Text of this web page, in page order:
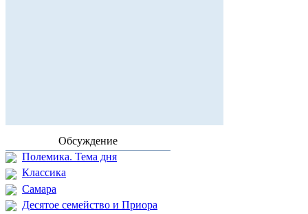
Обсуждение
Полемика. Тема дня
Классика
Самара
Десятое семейство и Приора